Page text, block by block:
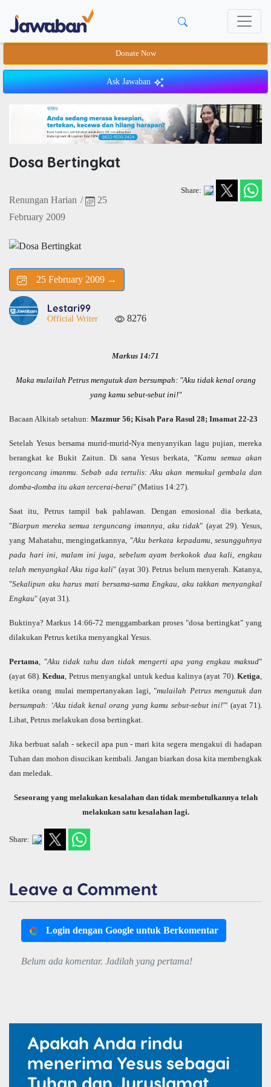
Donate Now
Ask Jawaban
Dosa Bertingkat
Renungan Harian /
25
February 2009
Share:
25 February 2009 →
Lestari99
Official Writer 8276
Markus 14:71
Maka mulailah Petrus mengutuk dan bersumpah: "Aku tidak kenal orang
yang kamu sebut-sebut ini!"
Bacaan Alkitab setahun: Mazmur 56; Kisah Para Rasul 28; Imamat 22-23
Setelah Yesus bersama murid-murid-Nya menyanyikan lagu pujian, mereka
berangkat ke Bukit Zaitun. Di sana Yesus berkata, "Kamu semua akan
tergoncang imanmu. Sebab ada tertulis: Aku akan memukul gembala dan
domba-domba itu akan tercerai-berai" (Matius 14:27).
Saat itu, Petrus tampil bak pahlawan. Dengan emosional dia berkata,
"Biarpun mereka semua terguncang imannya, aku tidak" (ayat 29). Yesus,
yang Mahatahu, mengingatkannya, "Aku berkata kepadamu, sesungguhnya
pada hari ini, malam ini juga, sebelum ayam berkokok dua kali, engkau
telah menyangkal Aku tiga kali" (ayat 30). Petrus belum menyerah. Katanya,
"Sekalipun aku harus mati bersama-sama Engkau, aku takkan menyangkal
Engkau" (ayat 31).
Buktinya? Markus 14:66-72 menggambarkan proses "dosa bertingkat" yang
dilakukan Petrus ketika menyangkal Yesus.
Pertama , "Aku tidak tahu dan tidak mengerti apa yang engkau maksud"
(ayat 68). Kedua , Petrus menyangkal untuk kedua kalinya (ayat 70). Ketiga
ketika orang mulai mempertanyakan lagi, "mulailah Petrus mengutuk dan
bersumpah: ‘Aku tidak kenal orang yang kamu sebut-sebut ini!'" (ayat 71).
Lihat, Petrus melakukan dosa bertingkat.
Jika berbuat salah - sekecil apa pun - mari kita segera mengakui di hadapan
Tuhan dan mohon disucikan kembali. Jangan biarkan dosa kita membengkak
dan meledak.
Seseorang yang melakukan kesalahan dan tidak membetulkannya telah
melakukan satu kesalahan lagi.
Share:
Leave a Comment
Login dengan Google untuk Berkomentar
Belum ada komentar. Jadilah yang pertama!
Apakah Anda rindu
menerima Yesus sebagai
Tuhan dan Juruslamat